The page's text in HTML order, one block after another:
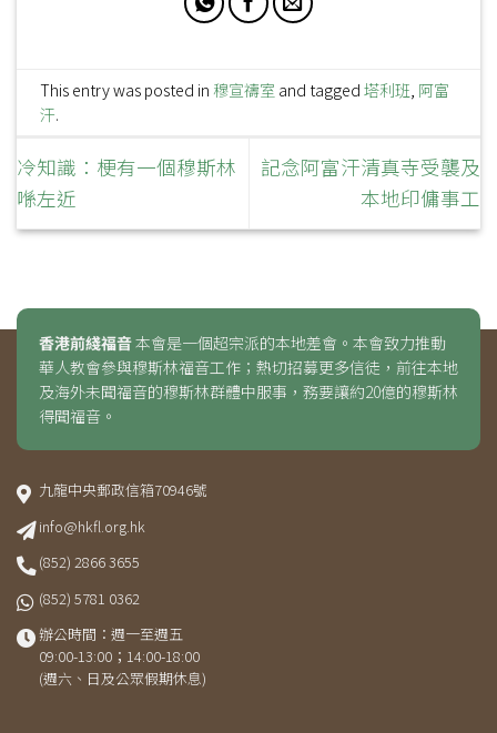
This entry was posted in穆宣禱室 and tagged塔利班 阿富
汗.
冷知識：梗有一個穆斯林
喺左近
記念阿富汗清真寺受襲及
本地印傭事工
香港前綫福音本會是一個超宗派的本地差會。本會致力推動
華人教會參與穆斯林福音工作；熱切招募更多信徒，前往本地
及海外未聞福音的穆斯林群體中服事，務要讓約20億的穆斯林
得聞福音。
九龍中央郵政信箱70946號
info@hkfl.org.hk
(852) 2866 3655
(852) 5781 0362
辦公時間：週一至週五
09:00-13:00；14:00-18:00
(週六、日及公眾假期休息)